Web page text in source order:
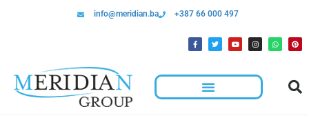
info@meridian.ba +387 66 000 497